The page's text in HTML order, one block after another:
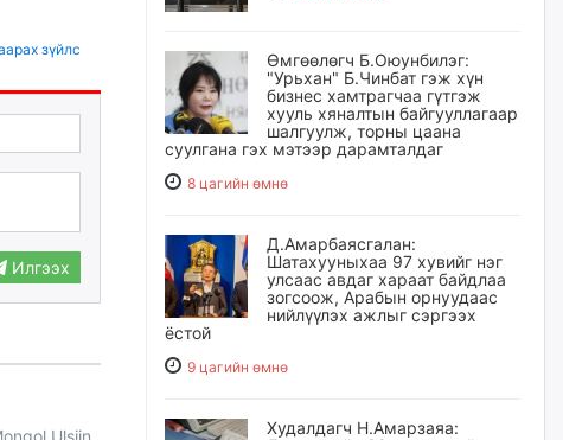
зүйлс
Илгээх
Ulsiin
Өмгөөлөгч Б.Оюунбилэг:
"Урьхан" Б.Чинбат гэж хүн
бизнес хамтрагчаа гүтгэж
хууль хяналтын байгууллагаар
шалгуулж, торны цаана
суулгана гэх мэтээр дарамталдаг
8 цагийн өмнө
Д.Амарбаясгалан:
Шатахууныхаа 97 хувийг нэг
улсаас авдаг хараат байдлаа
зогсоож, Арабын орнуудаас
нийлүүлэх ажлыг сэргээх
ёстой
9 цагийн өмнө
Худалдагч Н.Амарзаяа: